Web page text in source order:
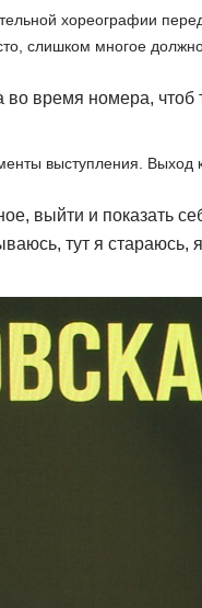
хореографии
слишком многое
во время номера,
выступления. Выход
выйти и показать
тут я стараюсь,